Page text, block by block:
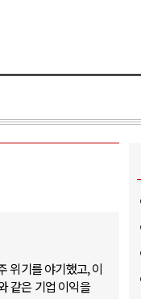
위기를 야기했고, 이
같은 기업 이익을